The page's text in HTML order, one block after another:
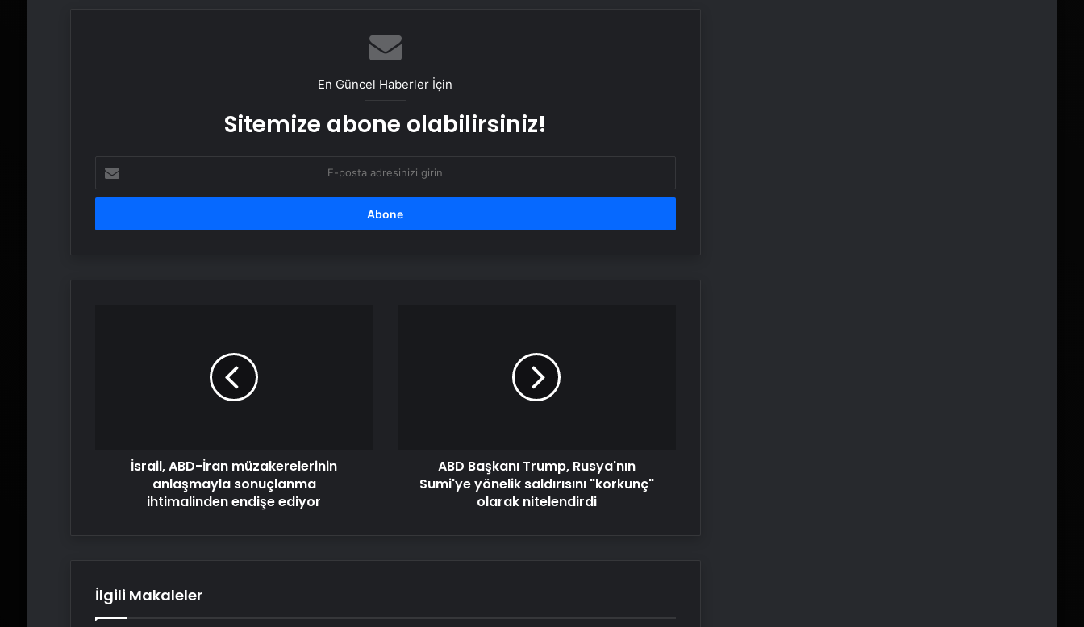
Bigo Elmas Bayi – Güvenli, Hızlı ve
Uygun Fiyatlı Elmas Satın Almanın
En Güncel Haberler İçin
Sitemize abone olabilirsiniz!
posta
adresinizi
İsrail, ABD-İran müzakerelerinin
anlaşmayla sonuçlanma
ihtimalinden endişe ediyor
nitelendirdiABD Başkanı Trump, Rusya'nın
Sumi'ye yönelik saldırısını "korkunç"
olarak nitelendirdi
İlgili Makaleler